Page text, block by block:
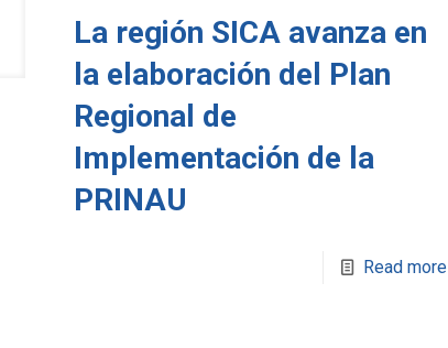
La región SICA avanza en
la elaboración del Plan
Regional de
Implementación de la
PRINAU
Read more